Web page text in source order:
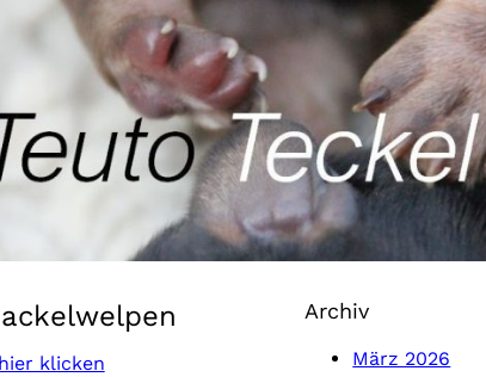
klicken
Archiv
März 2026